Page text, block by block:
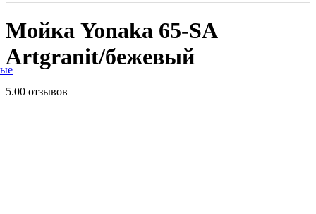
Мойка Yonaka 65-SA
Artgranit/бежевый
5.00 отзывов